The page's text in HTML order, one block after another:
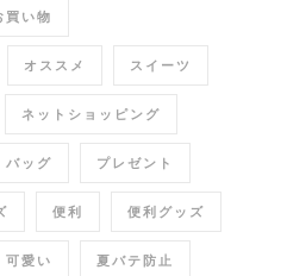
買い物
オススメ スイーツ
ネットショッピング
バッグ プレゼント
便利 便利グッズ
可愛い 夏バテ防止